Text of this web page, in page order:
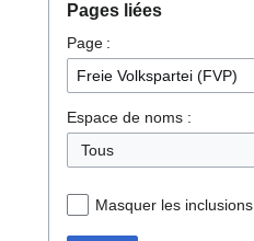
Pages liées
Page :
Espace de noms :
Tous
Masquer les inclusions